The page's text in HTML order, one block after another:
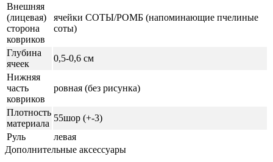
Внешняя
(лицевая)
сторона
ковриков
ячейки СОТЫ/РОМБ (напоминающие пчелиные
соты)
Глубина
ячеек
0,5-0,6 см
Нижняя
часть
ковриков
ровная (без рисунка)
Плотность
материала
55шор (+-3)
Руль
левая
Дополнительные аксессуары